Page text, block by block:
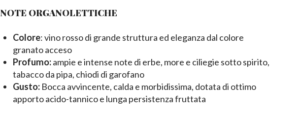
NOTE ORGANOLETTICHE
Colore: vino rosso di grande struttura ed eleganza dal colore
granato acceso
Profumo:ampie e intense note di erbe, more e ciliegie sotto spirito,
tabacco da pipa, chiodi di garofano
Gusto: Bocca avvincente, calda e morbidissima, dotata di ottimo
apporto acido-tannico e lunga persistenza fruttata